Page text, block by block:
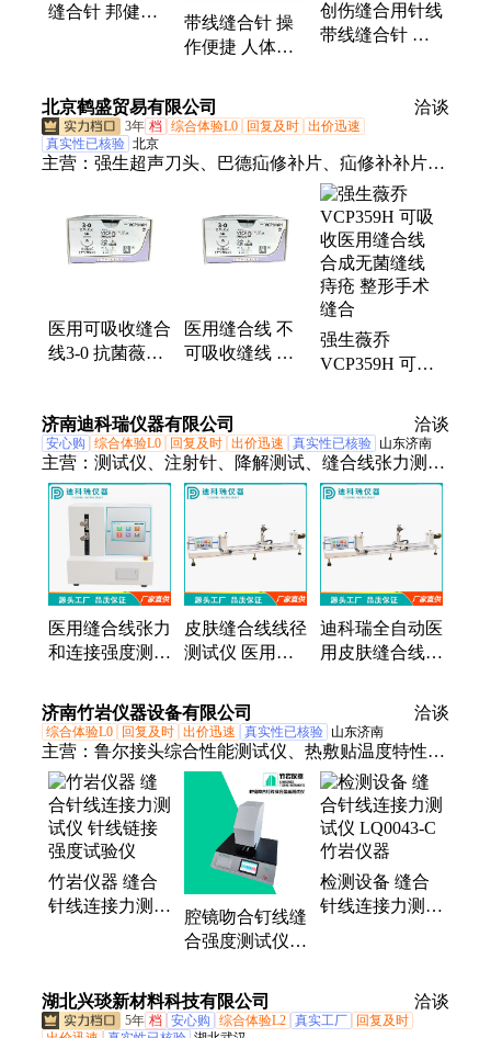
缝合针 邦健医
带线缝合针 操
作便捷 人体软
邦健医疗 聚丙
烯线
创伤缝合用针线
带线缝合针 邦
北京鹤盛贸易有限公司
洽谈
3年 档 综合体验L0 回复及时 出价迅速
真实性已核验 北京
主营： 强生超声刀头、巴德疝修补片、疝修补补片、
强生倒刺缝合线、强生止血夹、强生止血纱、磷酸锆
钠银藻酸盐敷料、含银敷料、美必康、透析导管、长
期透析导管、进口透析导管、巴德透析导管、组织胶
水、百克钳、美皮康、保赫曼、人造血管、体外循环
插管、羧甲基纤维素钠银敷料、高压球囊、血栓导
管、血液透析用
医用可吸收缝合
线3-0 抗菌薇乔
VCP397H
VCP602H
医用缝合线 不
可吸收缝线 强
W9236T SL-691
强生薇乔
VCP359H 可吸
合成无菌缝线
痔疮 整形手术
缝合
济南迪科瑞仪器有限公司 洽谈
安心购 综合体验L0 回复及时 出价迅速 真实性已核验 山东济南
主营： 测试仪、注射针、降解测试、缝合线张力测试
仪、血压计耐变压
医用缝合线张力
和连接强度测试
皮肤缝合线线径
测试仪 医用线
科瑞
迪科瑞全自动医
用皮肤缝合线线
济南竹岩仪器设备有限公司 洽谈
综合体验L0 回复及时 出价迅速 真实性已核验 山东济南
主营： 鲁尔接头综合性能测试仪、热敷贴温度特性测
试仪、偏光应力仪、输液港多次穿刺测试仪、注射器
滑动性能测试仪、自动瓶盖扭矩仪、玻璃瓶耐内压测
试仪、耐碱性试验装置、鼻氧管综合性能测试仪、呼
吸管路气流阻力测试仪、人工血管水渗透性测试仪、
器身密合性正压测试仪、药液过滤器细菌截留性能测
试仪、吸收速度测试仪、可分散性测试仪、导管动力
注射流量与压力测试仪、玻璃瓶切割机、开启力测试
竹岩仪器 缝合
针线连接力测试
腔镜吻合钉线缝
合强度测试仪
刺穿力检测仪
检测设备 缝合
针线连接力测试
湖北兴琰新材料科技有限公司 洽谈
5年 档 安心购 综合体验L2 真实工厂
回复及时